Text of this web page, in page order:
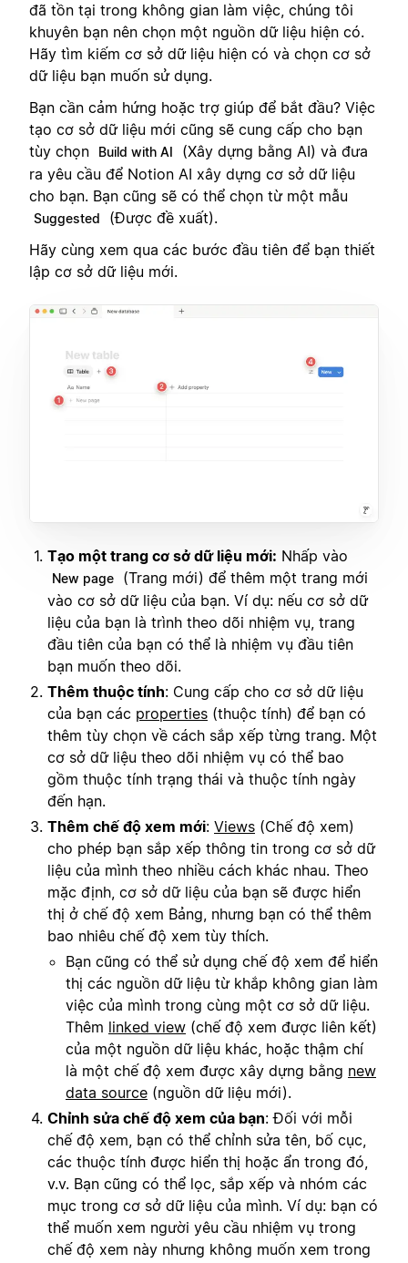
đã tồn tại trong không gian làm việc, chúng tôi
khuyên bạn nên chọn một nguồn dữ liệu hiện có.
Hãy tìm kiếm cơ sở dữ liệu hiện có và chọn cơ sở
dữ liệu bạn muốn sử dụng.
Bạn cần cảm hứng hoặc trợ giúp để bắt đầu? Việc
tạo cơ sở dữ liệu mới cũng sẽ cung cấp cho bạn
tùy chọn
Build with AI
(Xây dựng bằng AI) và đưa
ra yêu cầu để Notion AI xây dựng cơ sở dữ liệu
cho bạn. Bạn cũng sẽ có thể chọn từ một mẫu
Suggested
(Được đề xuất).
Hãy cùng xem qua các bước đầu tiên để bạn thiết
lập cơ sở dữ liệu mới.
Tạo một trang cơ sở dữ liệu mới: Nhấp vào
New page
(Trang mới) để thêm một trang mới
vào cơ sở dữ liệu của bạn. Ví dụ: nếu cơ sở dữ
liệu của bạn là trình theo dõi nhiệm vụ, trang
đầu tiên của bạn có thể là nhiệm vụ đầu tiên
bạn muốn theo dõi.
Thêm thuộc tính: Cung cấp cho cơ sở dữ liệu
của bạn các properties (thuộc tính) để bạn có
thêm tùy chọn về cách sắp xếp từng trang. Một
cơ sở dữ liệu theo dõi nhiệm vụ có thể bao
gồm thuộc tính trạng thái và thuộc tính ngày
đến hạn.
Thêm chế độ xem mới: Views (Chế độ xem)
cho phép bạn sắp xếp thông tin trong cơ sở dữ
liệu của mình theo nhiều cách khác nhau. Theo
mặc định, cơ sở dữ liệu của bạn sẽ được hiển
thị ở chế độ xem Bảng, nhưng bạn có thể thêm
bao nhiêu chế độ xem tùy thích.
Bạn cũng có thể sử dụng chế độ xem để hiển
thị các nguồn dữ liệu từ khắp không gian làm
việc của mình trong cùng một cơ sở dữ liệu.
Thêm linked view (chế độ xem được liên kết)
của một nguồn dữ liệu khác, hoặc thậm chí
là một chế độ xem được xây dựng bằng new
data source (nguồn dữ liệu mới).
Chỉnh sửa chế độ xem của bạn: Đối với mỗi
chế độ xem, bạn có thể chỉnh sửa tên, bố cục,
các thuộc tính được hiển thị hoặc ẩn trong đó,
v.v. Bạn cũng có thể lọc, sắp xếp và nhóm các
mục trong cơ sở dữ liệu của mình. Ví dụ: bạn có
thể muốn xem người yêu cầu nhiệm vụ trong
chế độ xem này nhưng không muốn xem trong